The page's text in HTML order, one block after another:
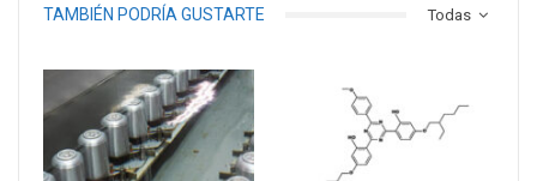
Todas
TAMBIÉN PODRÍA GUSTARTE